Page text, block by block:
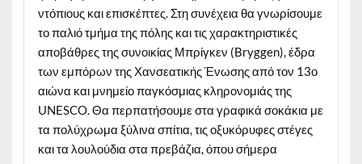
ντόπιους και επισκέπτες. Στη συνέχεια θα γνωρίσουμε
το παλιό τμήμα της πόλης και τις χαρακτηριστικές
αποβάθρες της συνοικίας Μπρίγκεν (Bryggen), έδρα
των εμπόρων της Χανσεατικής Ένωσης από τον 13ο
αιώνα και μνημείο παγκόσμιας κληρονομιάς της
UNESCO. Θα περπατήσουμε στα γραφικά σοκάκια με
τα πολύχρωμα ξύλινα σπίτια, τις οξυκόρυφες στέγες
και τα λουλούδια στα πρεβάζια, όπου σήμερα